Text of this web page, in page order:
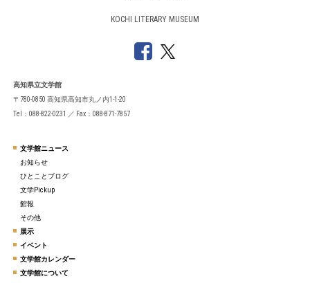
KOCHI LITERARY MUSEUM
高知県立文学館
〒780-0850 高知県高知市丸ノ内1-1-20
Tel：088-822-0231 ／ Fax：088-871-7857
文学館ニュース
お知らせ
ひとことブログ
文学Pickup
館報
その他
展示
イベント
文学館カレンダー
文学館について